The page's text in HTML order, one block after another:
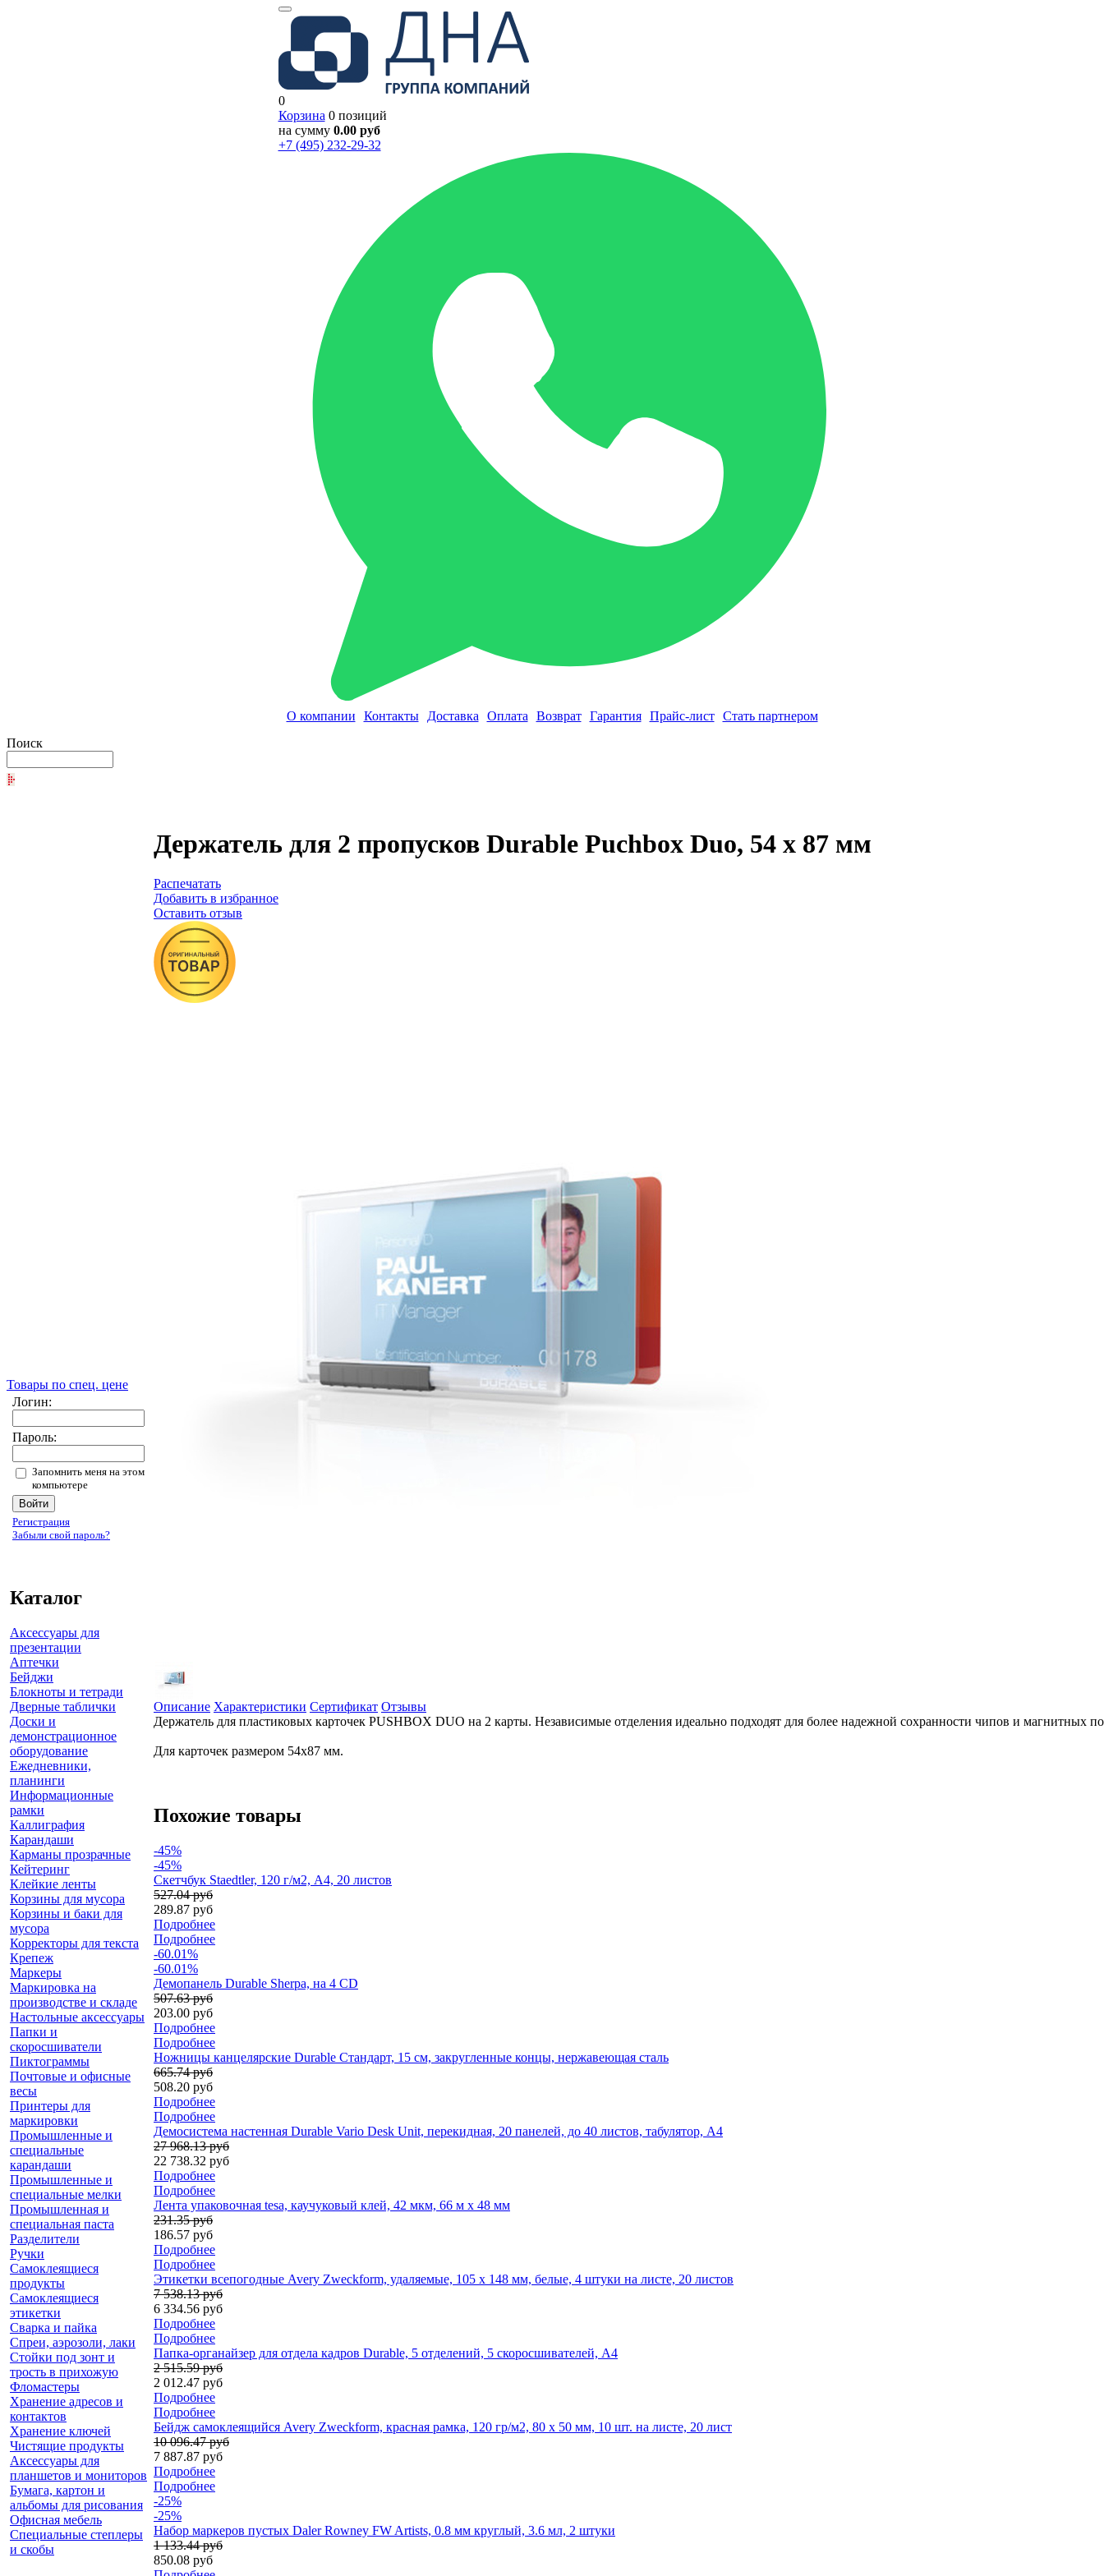
0
Корзина 0 позиций
на сумму 0.00 руб
+7 (495) 232-29-32
О компании Контакты Доставка Оплата Возврат Гарантия Прайс-лист
Стать партнером
Поиск
Товары по спец. цене
Логин:
Пароль:
Запомнить меня на этом
компьютере
Регистрация
Забыли свой пароль?
Каталог
Аксессуары для
презентации
Аптечки
Бейджи
Блокноты и тетради
Дверные таблички
Доски и
демонстрационное
оборудование
Ежедневники,
планинги
Информационные
рамки
Каллиграфия
Карандаши
Карманы прозрачные
Кейтеринг
Клейкие ленты
Корзины для мусора
Корзины и баки для
мусора
Корректоры для текста
Крепеж
Маркеры
Маркировка на
производстве и складе
Настольные аксессуары
Папки и
скоросшиватели
Пиктограммы
Почтовые и офисные
весы
Принтеры для
маркировки
Промышленные и
специальные
карандаши
Промышленные и
специальные мелки
Промышленная и
специальная паста
Разделители
Ручки
Самоклеящиеся
продукты
Самоклеящиеся
этикетки
Сварка и пайка
Спреи, аэрозоли, лаки
Стойки под зонт и
трость в прихожую
Фломастеры
Хранение адресов и
контактов
Хранение ключей
Чистящие продукты
Аксессуары для
планшетов и мониторов
Бумага, картон и
альбомы для рисования
Офисная мебель
Специальные степлеры
и скобы
Держатель для 2 пропусков Durable Puchbox Duo, 54 x 87 мм
Распечатать
Добавить в избранное
Оставить отзыв
Описание Характеристики Сертификат Отзывы
Держатель для пластиковых карточек PUSHBOX DUO на 2 карты. Независимые отделения идеально подходят для более надежной сохранности чипов и магнитных
Для карточек размером 54х87 мм.
Похожие товары
-45%
-45%
Скетчбук Staedtler, 120 г/м2, A4, 20 листов
527.04 руб
289.87 руб
Подробнее
Подробнее
-60.01%
-60.01%
Демопанель Durable Sherpa, на 4 СD
507.63 руб
203.00 руб
Подробнее
Подробнее
Ножницы канцелярские Durable Стандарт, 15 см, закругленные концы, нержавеющая сталь
665.74 руб
508.20 руб
Подробнее
Подробнее
Демосистема настенная Durable Vario Desk Unit, перекидная, 20 панелей, до 40 листов, табулятор, А4
27 968.13 руб
22 738.32 руб
Подробнее
Подробнее
Лента упаковочная tesa, каучуковый клей, 42 мкм, 66 м х 48 мм
231.35 руб
186.57 руб
Подробнее
Подробнее
Этикетки всепогодные Avery Zweckform, удаляемые, 105 х 148 мм, белые, 4 штуки на листе, 20 листов
7 538.13 руб
6 334.56 руб
Подробнее
Подробнее
Папка-органайзер для отдела кадров Durable, 5 отделений, 5 скоросшивателей, А4
2 515.59 руб
2 012.47 руб
Подробнее
Подробнее
Бейдж самоклеящийся Avery Zweckform, красная рамка, 120 гр/м2, 80 х 50 мм, 10 шт. на листе, 20 лист
10 096.47 руб
7 887.87 руб
Подробнее
Подробнее
-25%
-25%
Набор маркеров пустых Daler Rowney FW Artists, 0.8 мм круглый, 3.6 мл, 2 штуки
1 133.44 руб
850.08 руб